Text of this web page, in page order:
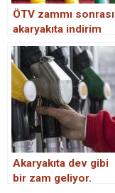
ÖTV zammı sonrası
akaryakıta indirim
bekleniyor!
Akaryakıta dev gibi
bir zam geliyor.